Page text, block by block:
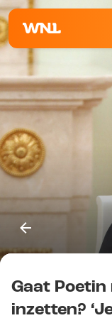
Gaat
inzetten?